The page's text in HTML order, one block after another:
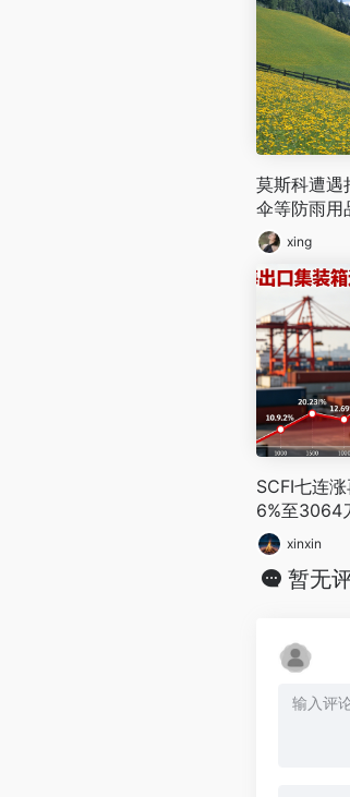
莫斯科遭遇
伞等防雨用
xing
SCFI七连
6%至3064
元/FEU
xinxin
暂无